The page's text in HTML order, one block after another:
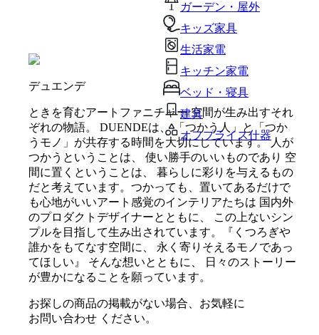
ガーデン・屋外
キッズ家具
生活家電
キッチン家電
ベッド・寝具
建具
オフプライス什器
デュエンデ
ときを育むアートファニチャー 空間が生み出すそれ
ぞれの物語。 DUENDEは、 「つかう人」と「つか
うモノ」が共存する時間を大切にしています。 人が
つかうということは、 使い勝手のいいものであり 空
間に置くということは、 暮らしに彩りを与えるもの
だと考えています。つかっても、置いてあるだけで
も心地がいいアート感覚のインテリアたちは 国内外
のプロダクトデザイナーとともに、 この上ないシン
プルを目指して生み出されています。『くつろぎや
誰かをもてなす空間に、 永く寄りそえるモノであっ
てほしい』 そんな想いとともに、 日々のストーリー
が豊かになることを願っています。
お探しの商品の掲載がない場合、お気軽に
お問い合わせ ください。